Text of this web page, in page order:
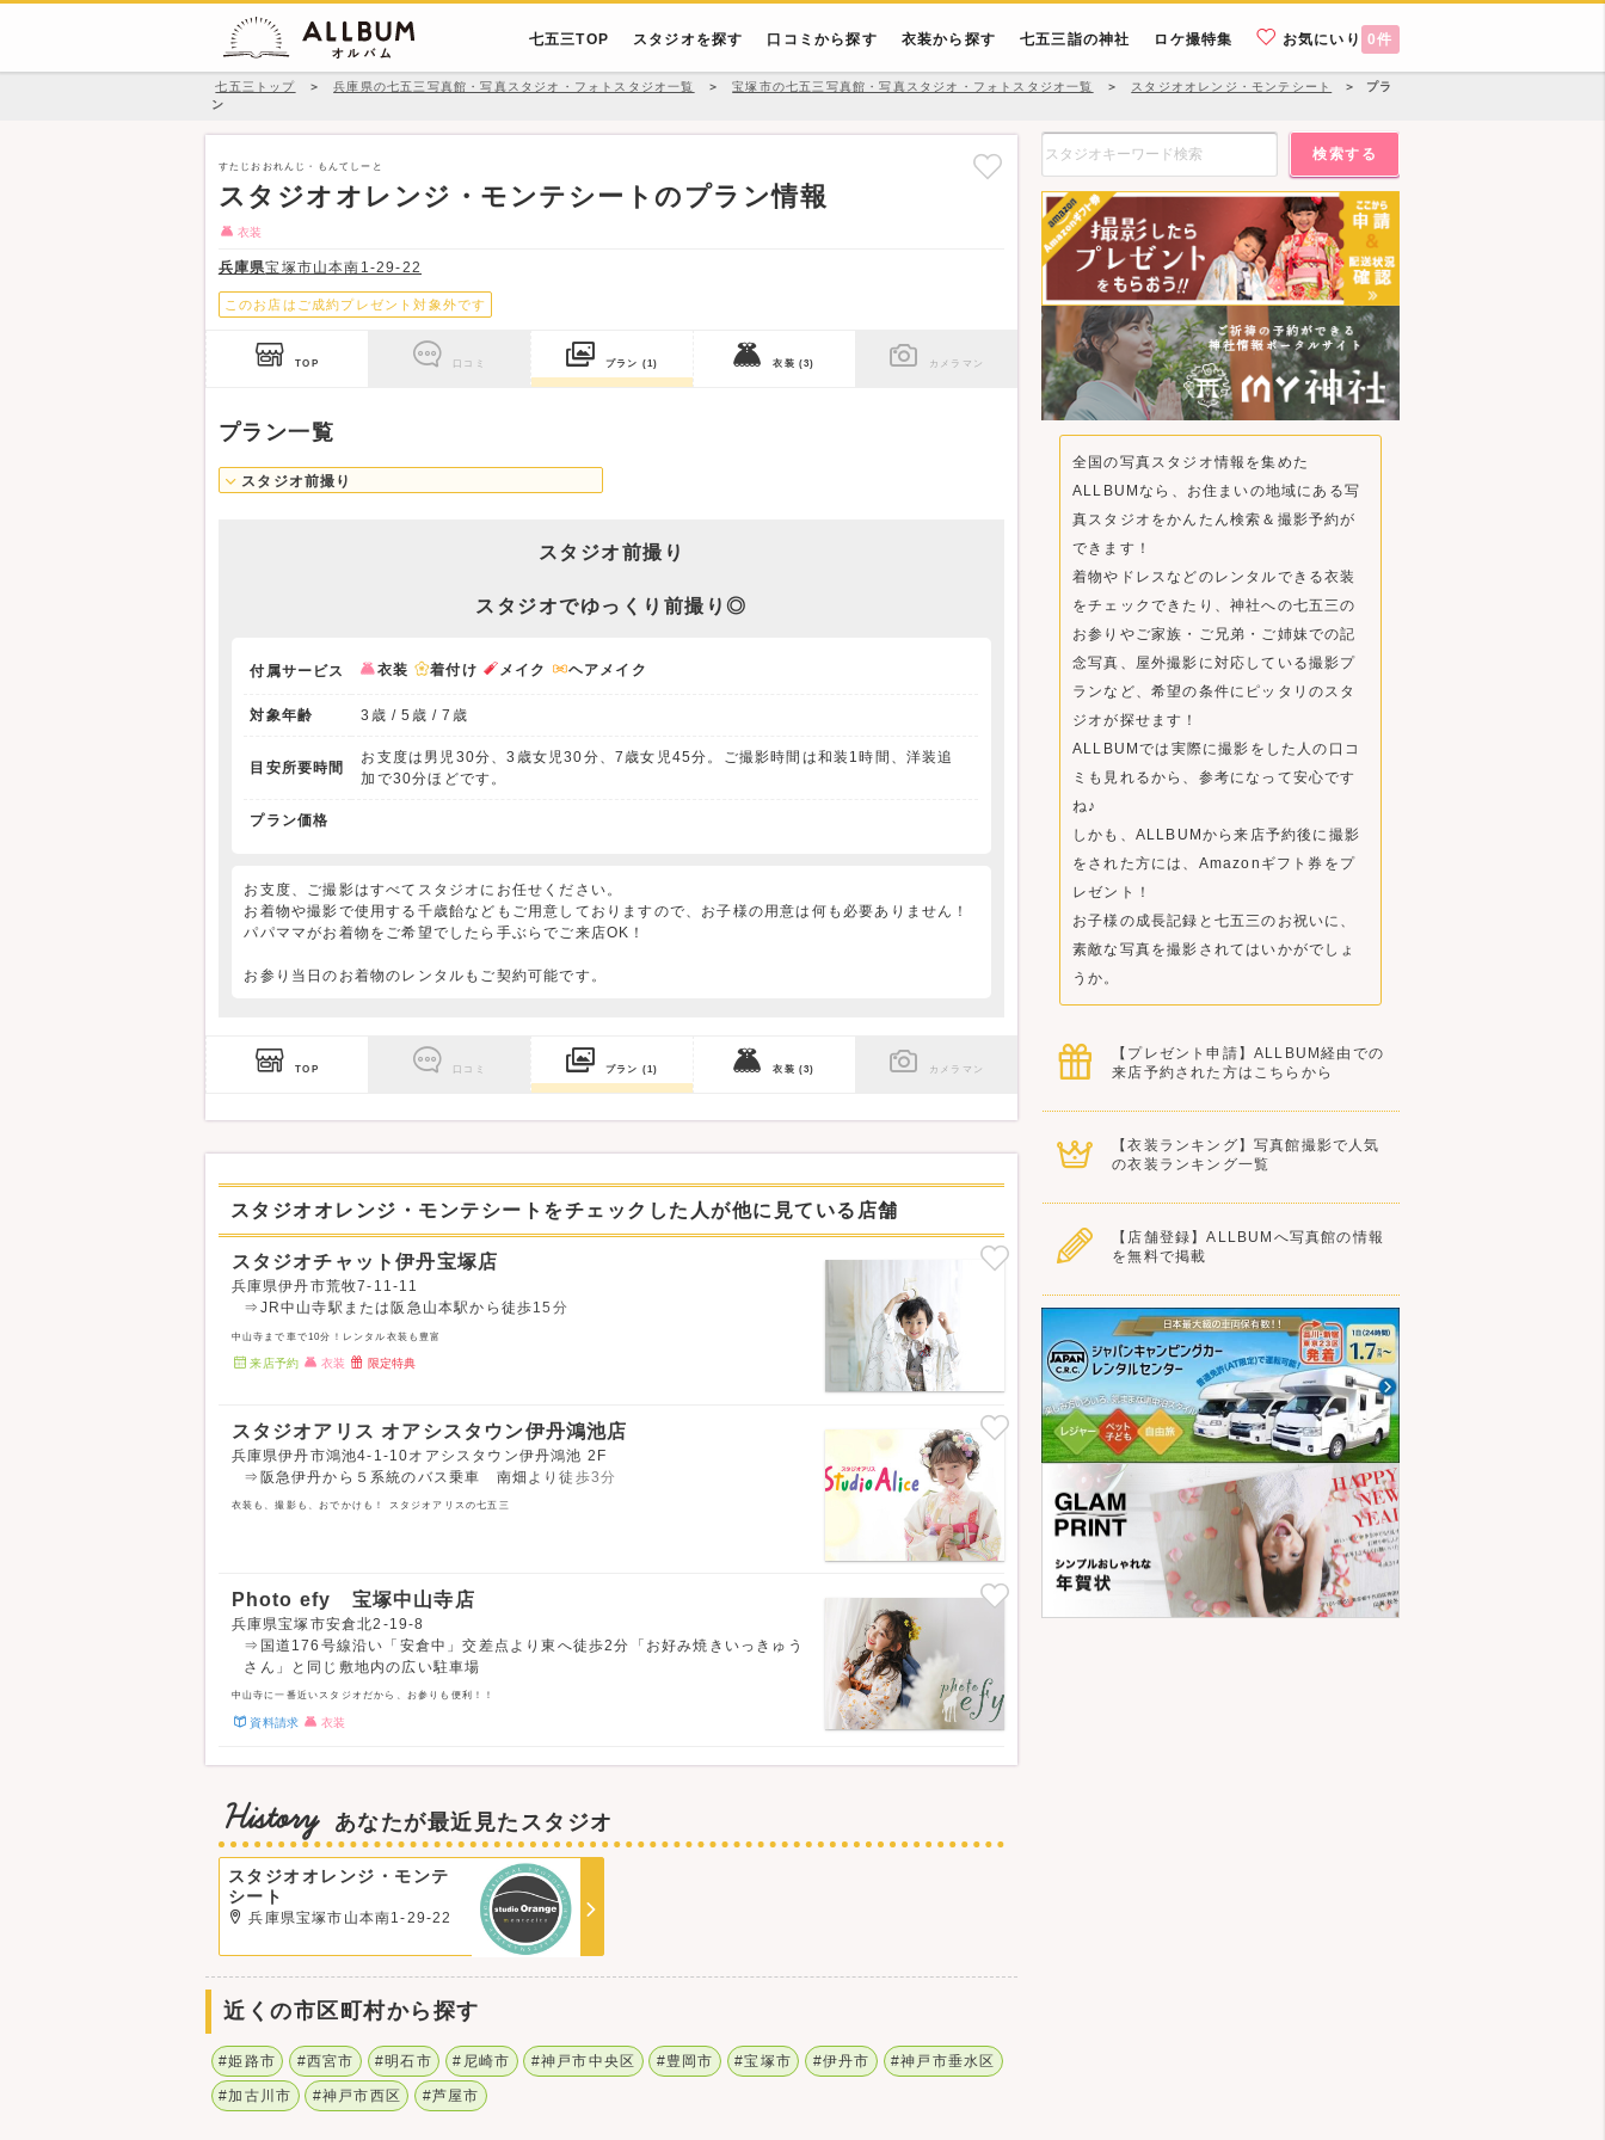
七五三TOP スタジオを探す 口コミから探す 衣装から探す 七五三詣の神社 ロケ撮特集 お気にいり 0件
七五三トップ ＞ 兵庫県の七五三写真館・写真スタジオ・フォトスタジオ一覧 ＞ 宝塚市の七五三写真館・写真スタジオ・フォトスタジオ一覧 ＞ スタジオオレンジ・モンテシート ＞
プラ
ン
すたじおおれんじ・もんてしーと
スタジオオレンジ・モンテシートのプラン情報
衣装
兵庫県宝塚市山本南1-29-22
このお店はご成約プレゼント対象外です
TOP 口コミ プラン (1) 衣装(3) カメラマン
プラン一覧
スタジオ前撮り
スタジオ前撮り
スタジオでゆっくり前撮り◎
付属サービス 衣装 着付け メイク ヘアメイク
対象年齢 3歳 / 5歳 / 7歳
目安所要時間
お支度は男児30分、3歳女児30分、7歳女児45分。ご撮影時間は和装1時間、洋装追
加で30分ほどです。
プラン価格
お支度、ご撮影はすべてスタジオにお任せください。
お着物や撮影で使用する千歳飴などもご用意しておりますので、お子様の用意は何も必要ありません！
パパママがお着物をご希望でしたら手ぶらでご来店OK！
お参り当日のお着物のレンタルもご契約可能です。
TOP 口コミ プラン (1) 衣装(3) カメラマン
スタジオオレンジ・モンテシートをチェックした人が他に見ている店舗
スタジオチャット伊丹宝塚店
兵庫県伊丹市荒牧7-11-11
⇒JR中山寺駅または阪急山本駅から徒歩15分
中山寺まで車で10分！レンタル衣装も豊富
来店予約 衣装 限定特典
スタジオアリス オアシスタウン伊丹鴻池店
兵庫県伊丹市鴻池4-1-10オアシスタウン伊丹鴻池 2F
⇒阪急伊丹から５系統のバス乗車 南畑より徒歩3分
衣装も、撮影も、おでかけも！ スタジオアリスの七五三
Photo efy 宝塚中山寺店
兵庫県宝塚市安倉北2-19-8
⇒国道176号線沿い「安倉中」交差点より東へ徒歩2分「お好み焼きいっきゅう
さん」と同じ敷地内の広い駐車場
中山寺に一番近いスタジオだから、お参りも便利！！
資料請求 衣装
History あなたが最近見たスタジオ
スタジオオレンジ・モンテ
シート
兵庫県宝塚市山本南1-29-22
近くの市区町村から探す
#姫路市 #西宮市 #明石市 #尼崎市 #神戸市中央区 #豊岡市 #宝塚市 #伊丹市 #神戸市垂水区
#加古川市 #神戸市西区 #芦屋市
検索する
全国の写真スタジオ情報を集めた
ALLBUMなら、お住まいの地域にある写
真スタジオをかんたん検索＆撮影予約が
できます！
着物やドレスなどのレンタルできる衣装
をチェックできたり、神社への七五三の
お参りやご家族・ご兄弟・ご姉妹での記
念写真、屋外撮影に対応している撮影プ
ランなど、希望の条件にピッタリのスタ
ジオが探せます！
ALLBUMでは実際に撮影をした人の口コ
ミも見れるから、参考になって安心です
ね♪
しかも、ALLBUMから来店予約後に撮影
をされた方には、Amazonギフト券をプ
レゼント！
お子様の成長記録と七五三のお祝いに、
素敵な写真を撮影されてはいかがでしょ
うか。
【プレゼント申請】ALLBUM経由での
来店予約された方はこちらから
【衣装ランキング】写真館撮影で人気
の衣装ランキング一覧
【店舗登録】ALLBUMへ写真館の情報
を無料で掲載